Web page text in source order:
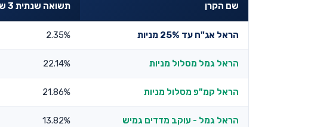
שם הקרן תשואה שנתית 3 שנים
הראל אג"ח עד 25% מניות 2.35%
הראל גמל מסלול מניות 22.14%
הראל קמ"פ מסלול מניות 21.86%
הראל גמל - עוקב מדדים גמיש 13.82%